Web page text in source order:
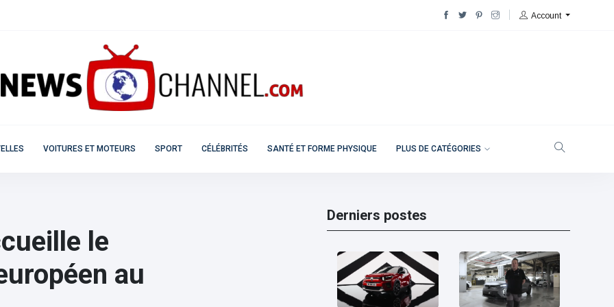
Account
VOITURES ET MOTEURS SPORT CÉLÉBRITÉS SANTÉ ET FORME PHYSIQUE PLUS DE CATÉGORIES
le
au
Derniers postes